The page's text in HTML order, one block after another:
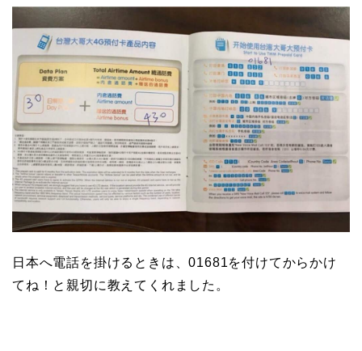
日本へ電話を掛けるときは、01681を付けてからかけ
てね！と親切に教えてくれました。